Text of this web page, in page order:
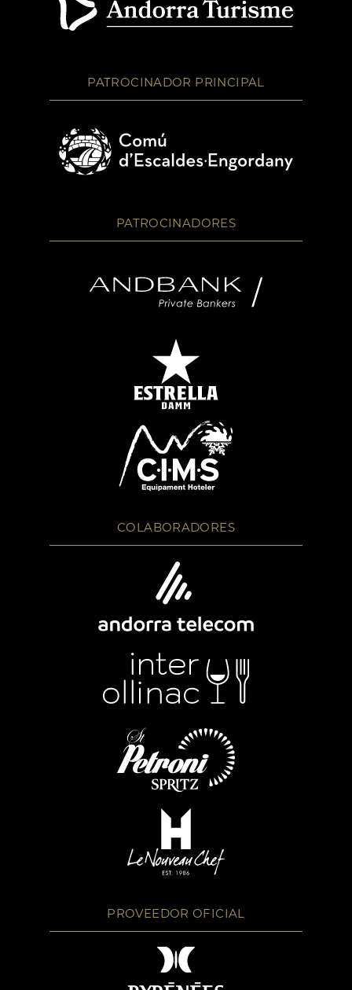
PATROCINADOR PRINCIPAL
PATROCINADORES
COLABORADORES
PROVEEDOR OFICIAL